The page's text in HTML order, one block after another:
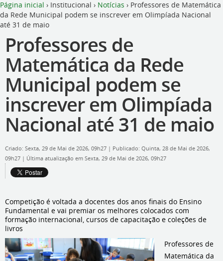
Página inicial › Institucional › Notícias › Professores de Matemática
da Rede Municipal podem se inscrever em Olimpíada Nacional
até 31 de maio
Professores de
Matemática da Rede
Municipal podem se
inscrever em Olimpíada
Nacional até 31 de maio
Criado: Sexta, 29 de Mai de 2026, 09h27 | Publicado: Quinta, 28 de Mai de 2026,
09h27 | Última atualização em Sexta, 29 de Mai de 2026, 09h27
Competição é voltada a docentes dos anos finais do Ensino
Fundamental e vai premiar os melhores colocados com
formação internacional, cursos de capacitação e coleções de
livros
Professores de
Matemática da